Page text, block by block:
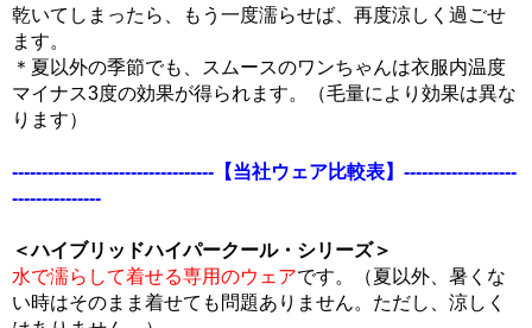
乾いてしまったら、もう一度濡らせば、再度涼しく過ごせ
ます。
＊夏以外の季節でも、スムースのワンちゃんは衣服内温度
マイナス3度の効果が得られます。（毛量により効果は異な
ります）
----------------------------------【当社ウェア比較表】-------------------
---------------
＜ハイブリッドハイパークール・シリーズ＞
水で濡らして着せる専用のウェアです。（夏以外、暑くな
い時はそのまま着せても問題ありません。ただし、涼しく